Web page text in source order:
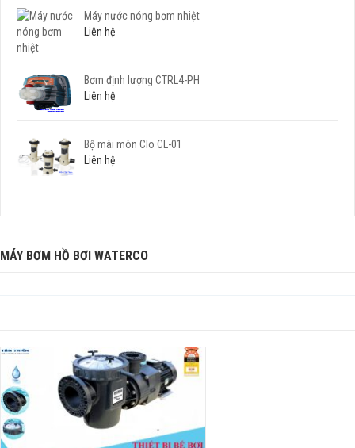
Máy nước nóng bơm nhiệt
Liên hệ
Bơm định lượng CTRL4-PH
Liên hệ
Bộ mài mòn Clo CL-01
Liên hệ
MÁY BƠM HỒ BƠI WATERCO